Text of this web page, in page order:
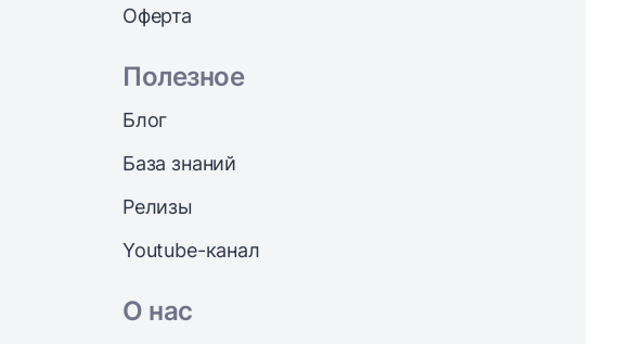
Оферта
Полезное
Блог
База знаний
Релизы
Youtube-канал
О нас